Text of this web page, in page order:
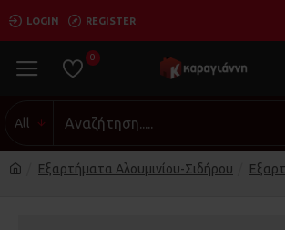
LOGIN REGISTER
0
All
Εξαρτήματα Αλουμινίου-Σιδήρου